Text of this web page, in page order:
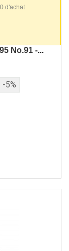
d'achat
No.91 -...
-5%